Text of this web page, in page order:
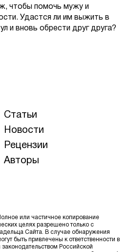
чтобы помочь мужу и
Удастся ли им выжить в
и вновь обрести друг друга?
или частичное копирование
целях разрешено только с
Сайта. В случае обнаружения
быть привлечены к ответственности в
Российской
Статьи
Новости
Рецензии
Авторы